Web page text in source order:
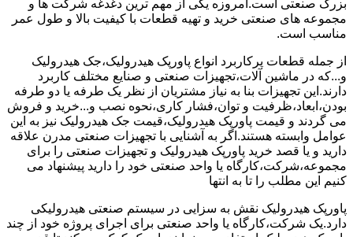
بزرگ صنعتی است.امروزه یکی از مهم ترین دغدغه شرکت ها و
مجموعه های صنعتی خرید و تهیه قطعات با کیفیت بالا و طول عمر
مناسب است.
از جمله قطعات پرکاربرد انواع پاورپک هیدرولیک،جک هیدرولیک
و...که در ماشین آلات،تجهیزات صنعتی و صنایع مختلف کاربرد
دارند.این تجهیزات بنا به نیاز مشتریان از نظر یک طرفه یا دو طرفه
بودن،ابعاد،ظرفیت و توان،فشار کاری،نحوه نصب و...خرید و فروش
می گردند و قیمت پاورپک هیدرولیک،قیمت جک هیدرولیک نیز به این
عوامل وابسته هستند.اگر به آشنایی با تجهیزات صنعتی مدرن علاقه
دارید و یا قصد خرید پاورپک هیدرولیک و تجهیزات صنعتی را برای
مجموعه،شرکت،کارگاه یا واحد صنعتی خود را دارید پیشنهاد می
کنیم این مطلب را تا به انتها
پاورپک هیدرولیک نقش به سزایی در سیستم صنعتی هیدرولیکی
دارد.یک شرکت،کارگاه یا واحد صنعتی برای اجرای پروژه خود از چند